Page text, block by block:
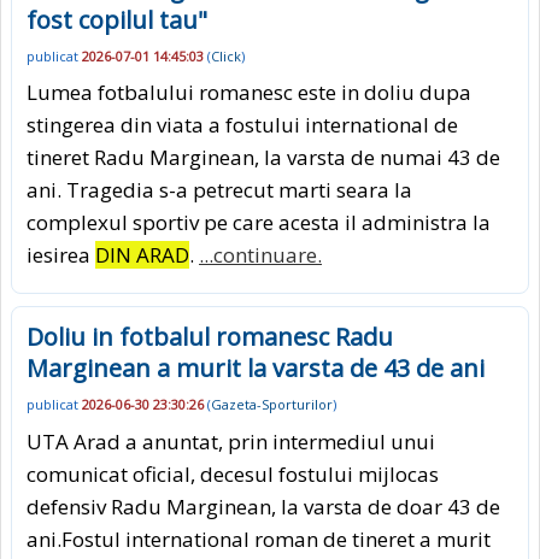
fost copilul tau"
publicat 2026-07-01 14:45:03 (Click)
Lumea fotbalului romanesc este in doliu dupa
stingerea din viata a fostului international de
tineret Radu Marginean, la varsta de numai 43 de
ani. Tragedia s-a petrecut marti seara la
complexul sportiv pe care acesta il administra la
iesirea DIN ARAD. ...continuare.
Doliu in fotbalul romanesc Radu
Marginean a murit la varsta de 43 de ani
publicat 2026-06-30 23:30:26(Gazeta-Sporturilor)
UTA Arad a anuntat, prin intermediul unui
comunicat oficial, decesul fostului mijlocas
defensiv Radu Marginean, la varsta de doar 43 de
ani.Fostul international roman de tineret a murit